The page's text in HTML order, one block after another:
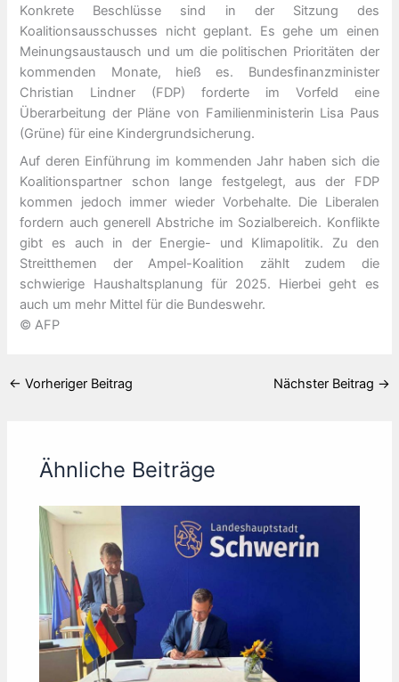
Konkrete Beschlüsse sind in der Sitzung des
Koalitionsausschusses nicht geplant. Es gehe um einen
Meinungsaustausch und um die politischen Prioritäten der
kommenden Monate, hieß es. Bundesfinanzminister
Christian Lindner (FDP) forderte im Vorfeld eine
Überarbeitung der Pläne von Familienministerin Lisa Paus
(Grüne) für eine Kindergrundsicherung.
Auf deren Einführung im kommenden Jahr haben sich die
Koalitionspartner schon lange festgelegt, aus der FDP
kommen jedoch immer wieder Vorbehalte. Die Liberalen
fordern auch generell Abstriche im Sozialbereich. Konflikte
gibt es auch in der Energie- und Klimapolitik. Zu den
Streitthemen der Ampel-Koalition zählt zudem die
schwierige Haushaltsplanung für 2025. Hierbei geht es
auch um mehr Mittel für die Bundeswehr.
© AFP
← Vorheriger Beitrag Nächster Beitrag →
Ähnliche Beiträge